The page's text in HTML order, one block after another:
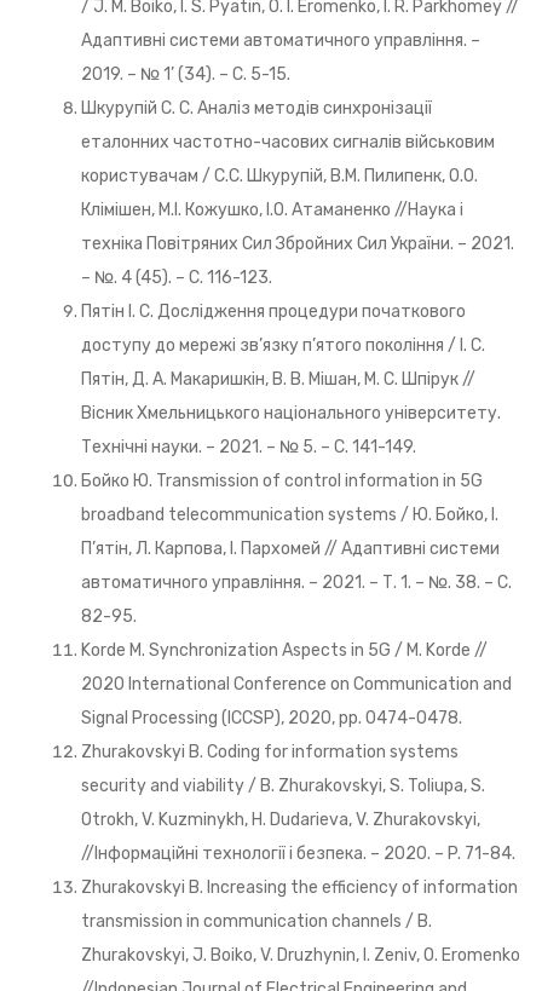
/ J. M. Boiko, I. S. Pyatin, O. I. Еrоmenko, I. R. Parkhomey //
Адаптивні системи автоматичного управління. –
2019. – № 1’ (34). – С. 5-15.
Шкурупій C. C. Аналіз методів синхронізації
еталонних частотно-часових сигналів військовим
користувачам / C.C. Шкурупій, В.М. Пилипенк, О.О.
Клімішен, М.І. Кожушко, І.О. Атаманенко //Наука і
техніка Повітряних Сил Збройних Сил України. – 2021.
– №. 4 (45). – С. 116-123.
Пятін І. С. Дослідження процедури початкового
доступу до мережі зв’язку п’ятого покоління / І. С.
Пятін, Д. А. Макаришкін, В. В. Мішан, М. С. Шпірук //
Вісник Хмельницького національного університету.
Технічні науки. – 2021. – № 5. – С. 141-149.
Бойко Ю. Transmission of control information in 5G
broadband telecommunication systems / Ю. Бойко, І.
П’ятін, Л. Карпова, I. Пархомей // Адаптивні системи
автоматичного управління. – 2021. – Т. 1. – №. 38. – С.
82-95.
Korde M. Synchronization Aspects in 5G / M. Korde //
2020 International Conference on Communication and
Signal Processing (ICCSP), 2020, pp. 0474-0478.
Zhurakovskyi B. Coding for information systems
security and viability / B. Zhurakovskyi, S. Toliupa, S.
Otrokh, V. Kuzminykh, H. Dudarieva, V. Zhurakovskyi,
//Iнформаційні технології і безпека. – 2020. – P. 71-84.
Zhurakovskyi B. Increasing the efficiency of information
transmission in communication channels / B.
Zhurakovskyi, J. Boiko, V. Druzhynin, I. Zeniv, О. Eromenko